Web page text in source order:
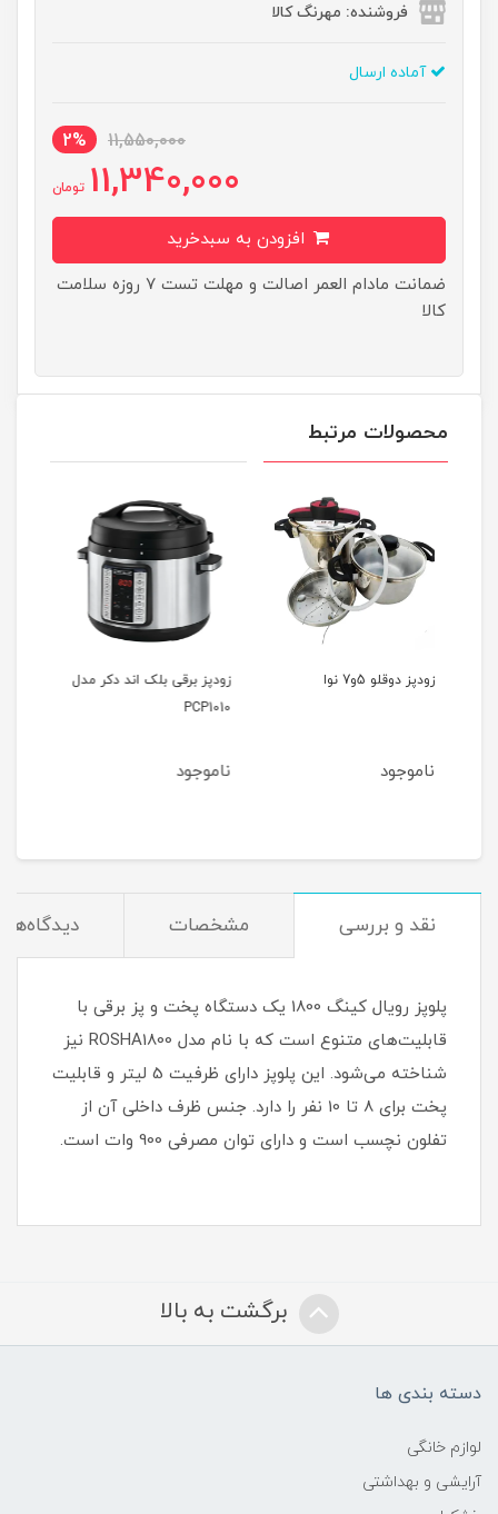
فروشنده: مهرنگ کالا
آماده ارسال
11,550,000
2%
11,340,000 تومان
ضمانت مادام العمر اصالت و مهلت تست ۷ روزه سلامت
کالا
محصولات مرتبط
زودپز برقی بلک اند دکر مدل
ناموجود
زودپز برقی بلک اند دکر
PCP1000
ناموجود
نقد و بررسی مشخصات دیدگاه‌ها
پلوپز رویال کینگ 1800 یک دستگاه پخت و پز برقی با
قابلیت‌های متنوع است که با نام مدل ROSHA1800 نیز
شناخته می‌شود. این پلوپز دارای ظرفیت 5 لیتر و قابلیت
پخت برای 8 تا 10 نفر را دارد. جنس ظرف داخلی آن از
تفلون نچسب است و دارای توان مصرفی 900 وات است.
برگشت به بالا
دسته بندی ها
لوازم خانگی
آرایشی و بهداشتی